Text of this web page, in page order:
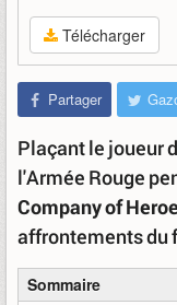
Télécharger
Partager
Plaçant le joueur
l'Armée Rouge
Company of
affrontements du
Sommaire